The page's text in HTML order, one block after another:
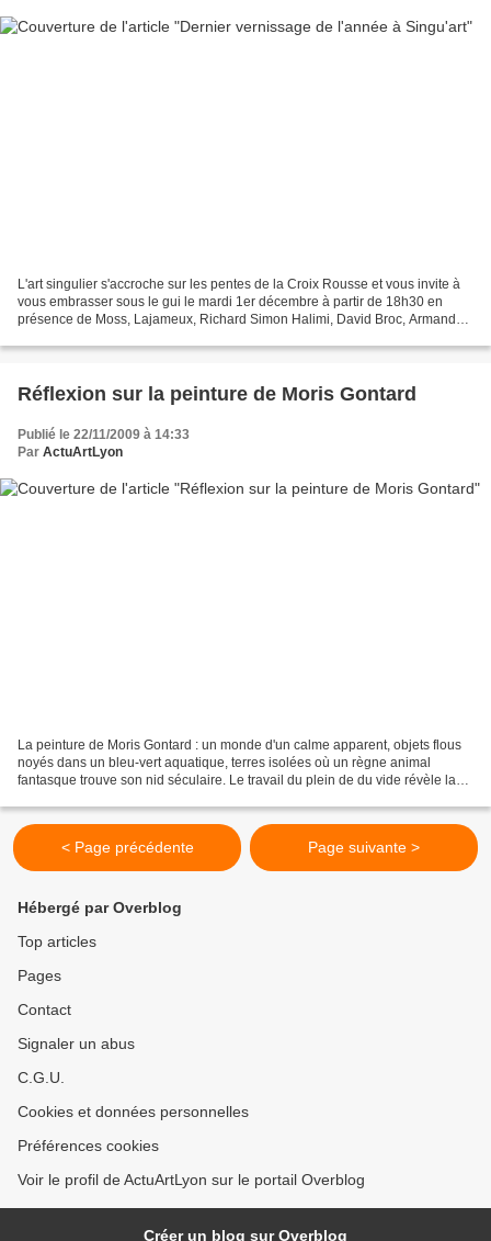
L'art singulier s'accroche sur les pentes de la Croix Rousse et vous invite à
vous embrasser sous le gui le mardi 1er décembre à partir de 18h30 en
présence de Moss, Lajameux, Richard Simon Halimi, David Broc, Armande
Réflexion sur la peinture de Moris Gontard
Publié le 22/11/2009 à 14:33
Par ActuArtLyon
La peinture de Moris Gontard : un monde d'un calme apparent, objets flous
noyés dans un bleu-vert aquatique, terres isolées où un règne animal
fantasque trouve son nid séculaire. Le travail du plein de du vide révèle la
< Page précédente Page suivante >
Hébergé par Overblog
Top articles
Pages
Contact
Signaler un abus
C.G.U.
Cookies et données personnelles
Préférences cookies
Voir le profil de ActuArtLyon sur le portail Overblog
Créer un blog sur Overblog